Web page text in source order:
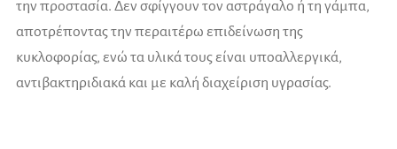
την προστασία. Δεν σφίγγουν τον αστράγαλο ή τη γάμπα,
αποτρέποντας την περαιτέρω επιδείνωση της
κυκλοφορίας, ενώ τα υλικά τους είναι υποαλλεργικά,
αντιβακτηριδιακά και με καλή διαχείριση υγρασίας.